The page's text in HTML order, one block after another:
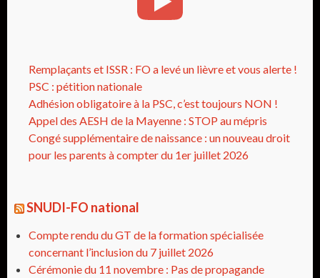
Remplaçants et ISSR : FO a levé un lièvre et vous alerte !
PSC : pétition nationale
Adhésion obligatoire à la PSC, c’est toujours NON !
Appel des AESH de la Mayenne : STOP au mépris
Congé supplémentaire de naissance : un nouveau droit
pour les parents à compter du 1er juillet 2026
SNUDI-FO national
Compte rendu du GT de la formation spécialisée
concernant l’inclusion du 7 juillet 2026
Cérémonie du 11 novembre : Pas de propagande